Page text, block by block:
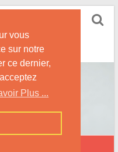
vous
sur notre
ce dernier,
Plus ...